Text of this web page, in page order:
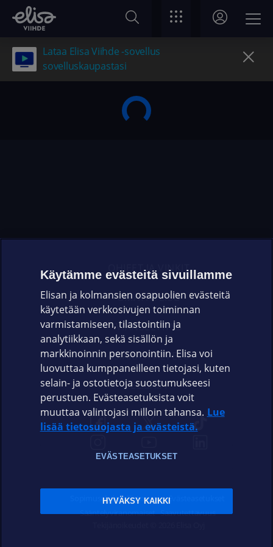
Lataa Elisa Viihde -sovellus
sovelluskaupastasi
OHJEET JA VINKIT
OMAYHTEISÖ
VIANSELVITYS
ASIAKASPALVELU
ELISA.FI
Sopimusehdot Tietosuoja Evästeasetukset
Sääntelyviranomaiset Saavutettavuus
Käytämme evästeitä sivuillamme
Elisan ja kolmansien osapuolien evästeitä
käytetään verkkosivujen toiminnan
varmistamiseen, tilastointiin ja
analytiikkaan, sekä sisällön ja
markkinoinnin personointiin. Elisa voi
luovuttaa kumppaneilleen tietojasi, kuten
selain- ja ostotietoja suostumukseesi
perustuen. Evästeasetuksista voit
muuttaa valintojasi milloin tahansa. Lue
lisää tietosuojasta ja evästeistä.
EVÄSTEASETUKSET
HYVÄKSY KAIKKI